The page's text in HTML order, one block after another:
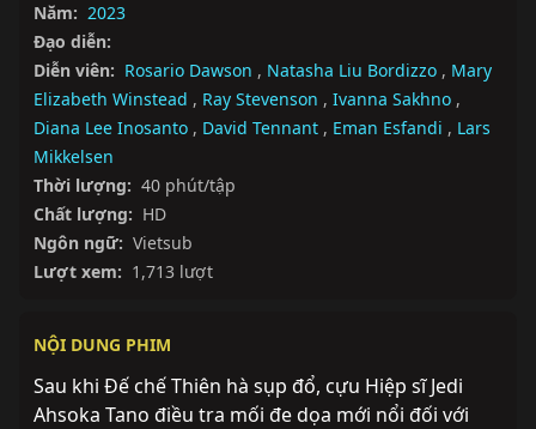
Năm: 2023
Đạo diễn:
Diễn viên: Rosario Dawson , Natasha Liu Bordizzo , Mary
Elizabeth Winstead , Ray Stevenson , Ivanna Sakhno ,
Diana Lee Inosanto , David Tennant , Eman Esfandi , Lars
Mikkelsen
Thời lượng: 40 phút/tập
Chất lượng: HD
Ngôn ngữ: Vietsub
Lượt xem: 1,713 lượt
NỘI DUNG PHIM
Sau khi Đế chế Thiên hà sụp đổ, cựu Hiệp sĩ Jedi
Ahsoka Tano điều tra mối đe dọa mới nổi đối với